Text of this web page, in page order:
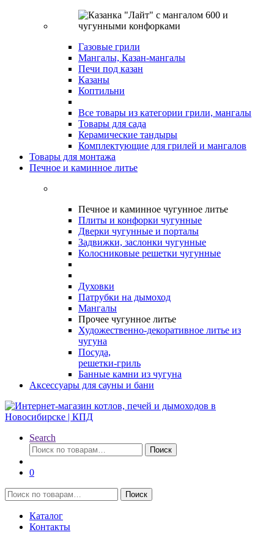
Газовые грили
Мангалы, Казан-мангалы
Печи под казан
Казаны
Коптильни
Все товары из категории грили, мангалы
Товары для сада
Керамические тандыры
Комплектующие для грилей и мангалов
Товары для монтажа
Печное и каминное литье
Печное и каминное чугунное литье
Плиты и конфорки чугунные
Дверки чугунные и порталы
Задвижки, заслонки чугунные
Колосниковые решетки чугунные
Духовки
Патрубки на дымоход
Мангалы
Прочее чугунное литье
Художественно-декоративное литье из
чугуна
Посуда,
решетки-гриль
Банные камни из чугуна
Аксессуары для сауны и бани
Search
Искать:
Поиск
0
Искать:
Поиск
Каталог
Контакты